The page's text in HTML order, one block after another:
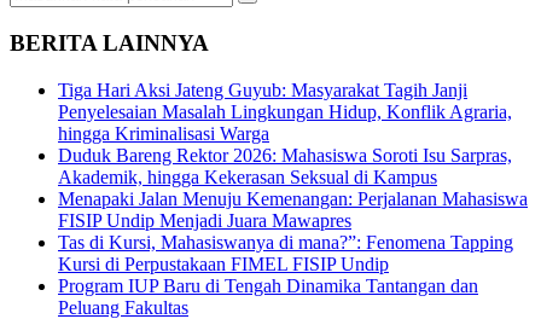
BERITA LAINNYA
Tiga Hari Aksi Jateng Guyub: Masyarakat Tagih Janji
Penyelesaian Masalah Lingkungan Hidup, Konflik Agraria,
hingga Kriminalisasi Warga
Duduk Bareng Rektor 2026: Mahasiswa Soroti Isu Sarpras,
Akademik, hingga Kekerasan Seksual di Kampus
Menapaki Jalan Menuju Kemenangan: Perjalanan Mahasiswa
FISIP Undip Menjadi Juara Mawapres
Tas di Kursi, Mahasiswanya di mana?”: Fenomena Tapping
Kursi di Perpustakaan FIMEL FISIP Undip
Program IUP Baru di Tengah Dinamika Tantangan dan
Peluang Fakultas